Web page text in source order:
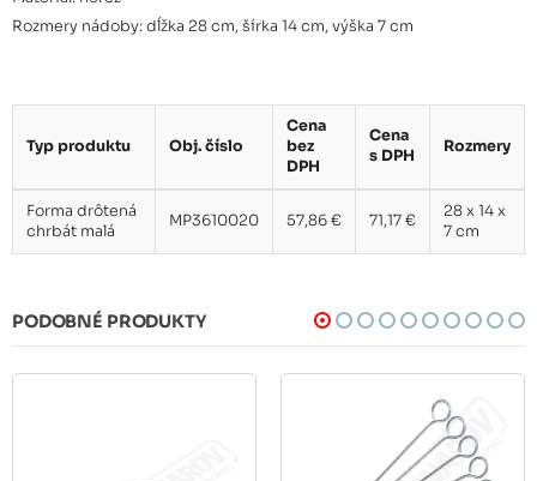
Rozmery nádoby: dĺžka 28 cm, šírka 14 cm, výška 7 cm
Typ produktu Obj. číslo
Cena
bez
DPH
Cena
s DPH
Rozmery
Forma drôtená
chrbát malá
MP3610020 57,86 € 71,17 €
28 x 14 x
7 cm
PODOBNÉ PRODUKTY